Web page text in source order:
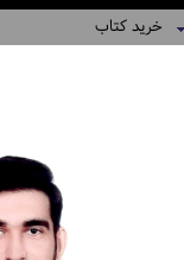
خرید کتاب